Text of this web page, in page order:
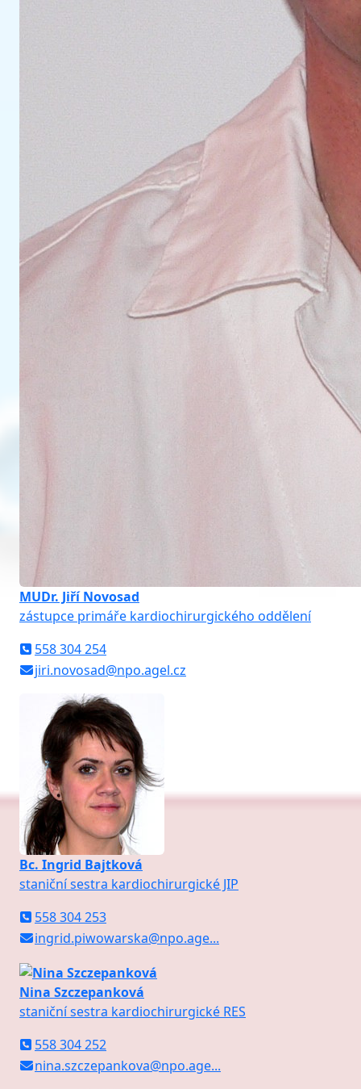
MUDr. Jiří Novosad
zástupce primáře kardiochirurgického oddělení
558 304 254
jiri.novosad@npo.agel.cz
Bc. Ingrid Bajtková
staniční sestra kardiochirurgické JIP
558 304 253
ingrid.piwowarska@npo.age...
Nina Szczepanková
staniční sestra kardiochirurgické RES
558 304 252
nina.szczepankova@npo.age...